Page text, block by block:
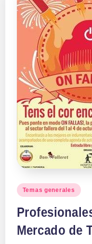
Publicado
Temas generales
Mercado de